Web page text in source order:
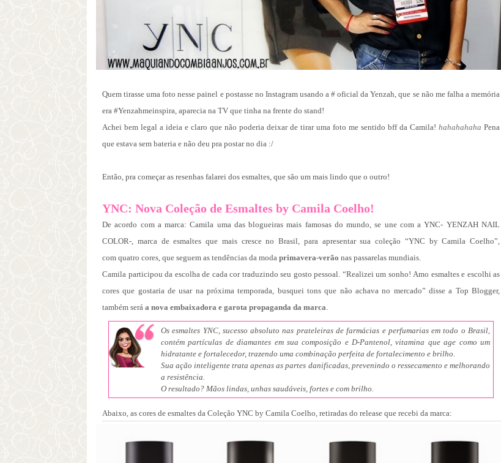
Quem tirasse uma foto nesse painel e postasse no Instagram usando a # oficial da Yenzah, que se não me falha a memória
era #Yenzahmeinspira, aparecia na TV que tinha na frente do stand!
Achei bem legal a ideia e claro que não poderia deixar de tirar uma foto me sentido bff da Camila! hahahahaha Pena
que estava sem bateria e não deu pra postar no dia :/
Então, pra começar as resenhas falarei dos esmaltes, que são um mais lindo que o outro!
YNC: Nova Coleção de Esmaltes by Camila Coelho!
De acordo com a marca:Camila uma dasblogueiras mais famosas do mundo, se une com a YNC- YENZAH NAIL
COLOR-, marca deesmaltes que mais cresce no Brasil, para apresentar sua coleção “YNC by Camila Coelho”,
com quatro cores, que seguem as tendências da moda primavera-verão nas passarelas mundiais.
Camila participou da escolha de cada cor traduzindo seu gosto pessoal. “Realizei um sonho! Amo esmaltes e escolhi as
cores que gostaria de usar na próxima temporada, busquei tons que não achava no mercado” disse a Top Blogger,
também será a nova embaixadora e garota propaganda da marca.
Os esmaltes YNC, sucesso absoluto nas prateleiras de farmácias e perfumarias em todo o Brasil,
contém partículas de diamantes em sua composição e D-Pantenol, vitamina que age como um
hidratante e fortalecedor, trazendo uma combinação perfeita de fortalecimento e brilho.
Sua ação inteligente trata apenas as partes danificadas, prevenindo o ressecamento e melhorando
a resistência.
O resultado? Mãos lindas, unhas saudáveis, fortes e com brilho.
Abaixo, as cores de esmaltes da Coleção YNC by Camila Coelho, retiradas do release que recebi da marca: